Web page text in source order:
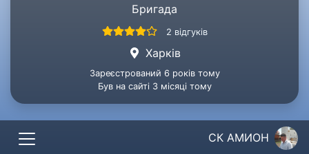
Бригада
2 відгуків
Харків
Зареєстрований 6 років тому
Був на сайті 3 місяці тому
СК АМИОН